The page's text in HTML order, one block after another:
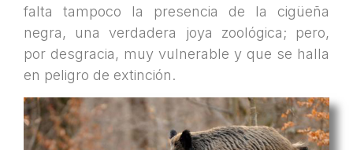
falta tampoco la presencia de la cigüeña
negra, una verdadera joya zoológica; pero,
por desgracia, muy vulnerable y que se halla
en peligro de extinción.